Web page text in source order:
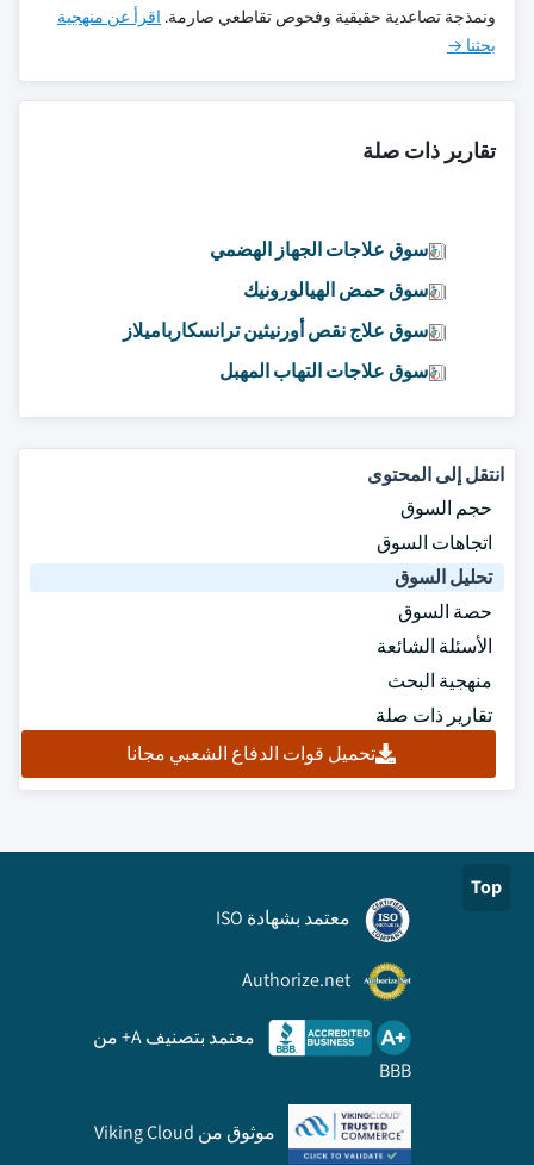
ونمذجة تصاعدية حقيقية وفحوص تقاطعي صارمة. اقرأ عن منهجية
بحثنا →
تقارير ذات صلة
سوق علاجات الجهاز الهضمي
سوق حمض الهيالورونيك
سوق علاج نقص أورنيثين ترانسكارباميلاز
سوق علاجات التهاب المهبل
انتقل إلى المحتوى
حجم السوق
اتجاهات السوق
تحليل السوق
حصة السوق
الأسئلة الشائعة
منهجية البحث
تقارير ذات صلة
تحميل قوات الدفاع الشعبي مجانا
Top
معتمد بشهادة ISO
Authorize.net
معتمد بتصنيف A+ من
BBB
موثوق من Viking Cloud